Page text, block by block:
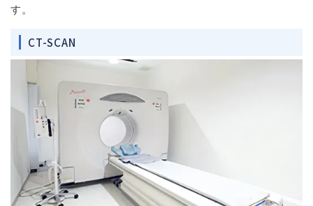
す。
CT-SCAN